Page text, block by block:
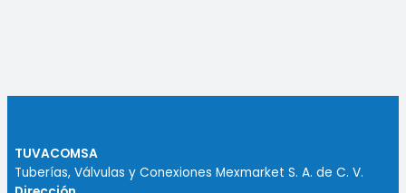
TUVACOMSA
Tuberías, Válvulas y Conexiones Mexmarket S. A. de C. V.